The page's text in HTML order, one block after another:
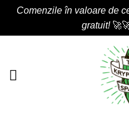
Comenzile în valoare de
gratuit!
content